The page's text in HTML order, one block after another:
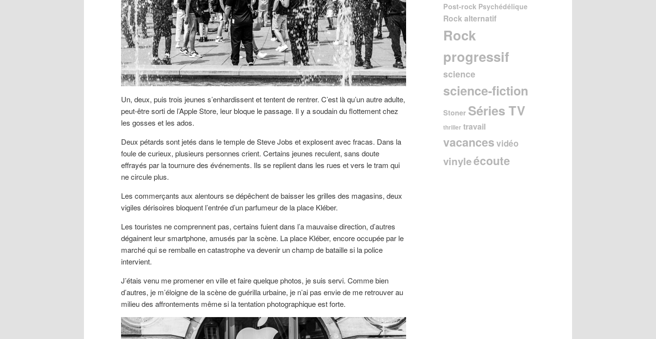
Un, deux, puis trois jeunes s’enhardissent et tentent de rentrer. C’est là qu’un autre adulte,
peut-être sorti de l’Apple Store, leur bloque le passage. Il y a soudain du flottement chez
les gosses et les ados.
Deux pétards sont jetés dans le temple de Steve Jobs et explosent avec fracas. Dans la
foule de curieux, plusieurs personnes crient. Certains jeunes reculent, sans doute
effrayés par la tournure des événements. Ils se replient dans les rues et vers le tram qui
ne circule plus.
Les commerçants aux alentours se dépêchent de baisser les grilles des magasins, deux
vigiles dérisoires bloquent l’entrée d’un parfumeur de la place Kléber.
Les touristes ne comprennent pas, certains fuient dans l’a mauvaise direction, d’autres
dégainent leur smartphone, amusés par la scène. La place Kléber, encore occupée par le
marché qui se remballe en catastrophe va devenir un champ de bataille si la police
intervient.
J’étais venu me promener en ville et faire quelque photos, je suis servi. Comme bien
d’autres, je m’éloigne de la scène de guérilla urbaine, je n’ai pas envie de me retrouver au
milieu des affrontements même si la tentation photographique est forte.
Post-rock Psychédélique
Rock alternatif
Rock
progressif
science
science-fiction
Stoner Séries TV
thriller travail
vacances vidéo
vinyleécoute